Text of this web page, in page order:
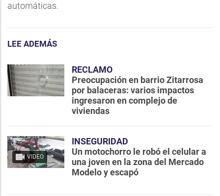
automáticas.
LEE ADEMÁS
RECLAMO
Preocupación en barrio Zitarrosa
por balaceras: varios impactos
ingresaron en complejo de
viviendas
VIDEO
INSEGURIDAD
Un motochorro le robó el celular a
una joven en la zona del Mercado
Modelo y escapó